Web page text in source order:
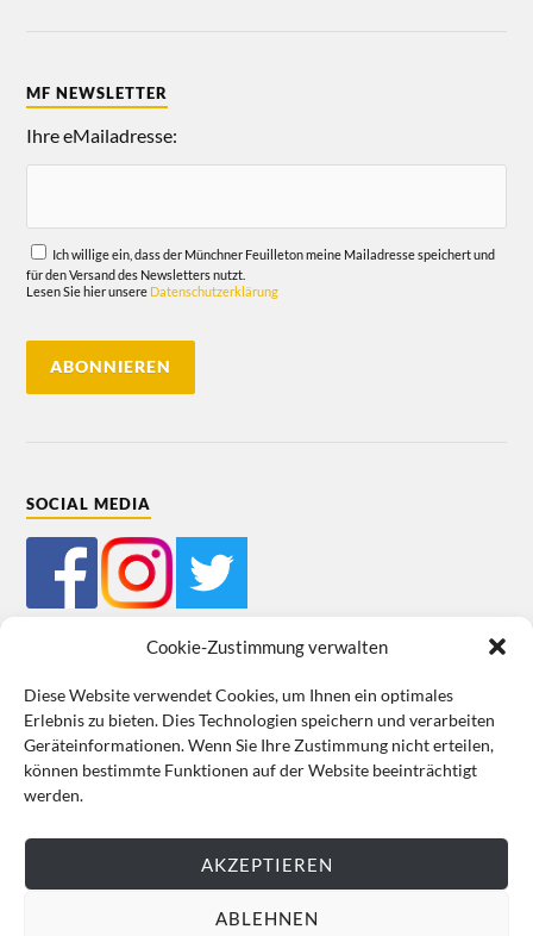
Cookie-Zustimmung verwalten
Diese Website verwendet Cookies, um Ihnen ein optimales
Erlebnis zu bieten. Dies Technologien speichern und verarbeiten
Geräteinformationen. Wenn Sie Ihre Zustimmung nicht erteilen,
können bestimmte Funktionen auf der Website beeinträchtigt
werden.
AKZEPTIEREN
ABLEHNEN
MF NEWSLETTER
Ihre eMailadresse:
Ich willige ein, dass der Münchner Feuilleton meine Mailadresse speichert und
für den Versand des Newsletters nutzt.
Lesen Sie hier unsere Datenschutzerklärung
SOCIAL MEDIA
Mein Bestellkonto Kundeninformationen Datenschutz
Cookie-Richtlinie (EU) Impressum
VERTRAG WIDERRUFEN